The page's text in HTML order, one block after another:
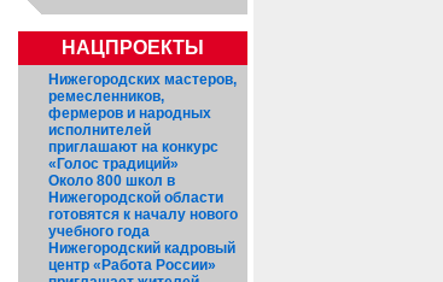
НАЦПРОЕКТЫ
Нижегородских мастеров,
ремесленников,
фермеров и народных
исполнителей
приглашают на конкурс
«Голос традиций»
Около 800 школ в
Нижегородской области
готовятся к началу нового
учебного года
Нижегородский кадровый
центр «Работа России»